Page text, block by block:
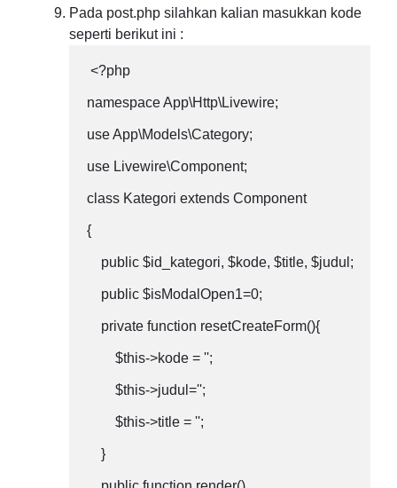
Pada post.php silahkan kalian masukkan kode
seperti berikut ini :
<?php
namespace App\Http\Livewire;
use App\Models\Category;
use Livewire\Component;
class Kategori extends Component
{
public $id_kategori, $kode, $title, $judul;
public $isModalOpen1=0;
private function resetCreateForm(){
$this->kode = '';
$this->judul='';
$this->title = '';
}